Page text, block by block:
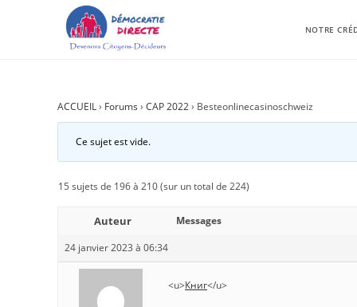
NOTRE
ACCUEIL› Forums › CAP 2022› Besteonlinecasinoschweiz
Ce sujet est vide.
15 sujets de 196 à 210 (sur un total de 224)
Auteur
Messages
24 janvier 2023 à 06:34
<u>Книг</u>